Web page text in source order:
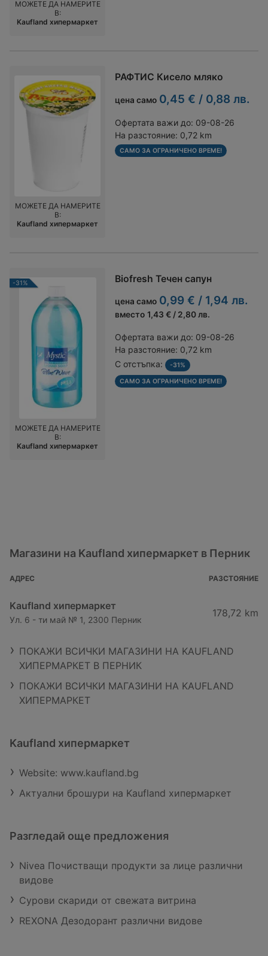
МОЖЕТЕ ДА НАМЕРИТЕ
В:
Kaufland хипермаркет
РАФТИС Кисело мляко
цена само 0,45 € / 0,88 лв.
Офертата важи до: 09-08-26
На разстояние: 0,72 km
САМО ЗА ОГРАНИЧЕНО ВРЕМЕ!
МОЖЕТЕ ДА НАМЕРИТЕ
В:
Kaufland хипермаркет
-31% Biofresh Течен сапун
цена само 0,99 € / 1,94 лв.
вместо 1,43 € / 2,80 лв.
Офертата важи до: 09-08-26
На разстояние: 0,72 km
С отстъпка:
-31%
САМО ЗА ОГРАНИЧЕНО ВРЕМЕ!
МОЖЕТЕ ДА НАМЕРИТЕ
В:
Kaufland хипермаркет
Магазини на Kaufland хипермаркет в Перник
АДРЕС РАЗСТОЯНИЕ
Kaufland хипермаркет
Ул. 6 - ти май № 1, 2300 Перник
178,72 km
ПОКАЖИ ВСИЧКИ МАГАЗИНИ НА KAUFLAND
ХИПЕРМАРКЕТ В ПЕРНИК
ПОКАЖИ ВСИЧКИ МАГАЗИНИ НА KAUFLAND
ХИПЕРМАРКЕТ
Kaufland хипермаркет
Website: www.kaufland.bg
Актуални брошури на Kaufland хипермаркет
Разгледай още предложения
Nivea Почистващи продукти за лице различни
видове
Сурови скариди от свежата витрина
REXONA Дезодорант различни видове